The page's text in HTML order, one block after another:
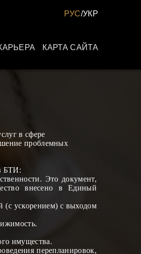
РУС/УКР
КАРТА САЙТА
в сфере
проблемных
БТИ:
. Это документ,
внесено в Единый
(с ускорением) с выходом
имущества.
перепланировок,